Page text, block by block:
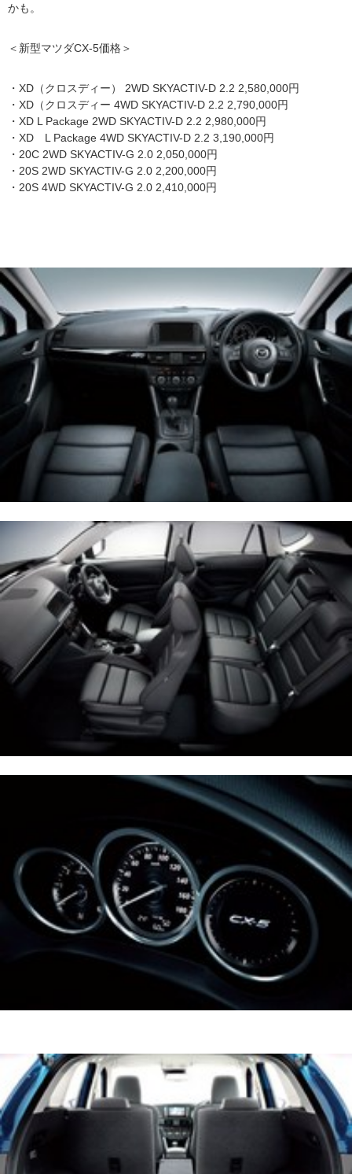
かも。
＜新型マツダCX-5価格＞
・XD（クロスディー） 2WD SKYACTIV-D 2.2 2,580,000円
・XD（クロスディー 4WD SKYACTIV-D 2.2 2,790,000円
・XD L Package 2WD SKYACTIV-D 2.2 2,980,000円
・XD L Package 4WD SKYACTIV-D 2.2 3,190,000円
・20C 2WD SKYACTIV-G 2.0 2,050,000円
・20S 2WD SKYACTIV-G 2.0 2,200,000円
・20S 4WD SKYACTIV-G 2.0 2,410,000円